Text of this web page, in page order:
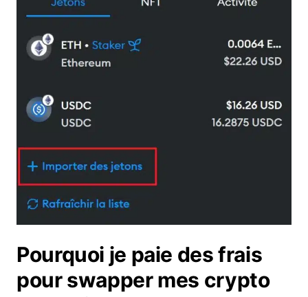
Pourquoi je paie des frais
pour swapper mes crypto